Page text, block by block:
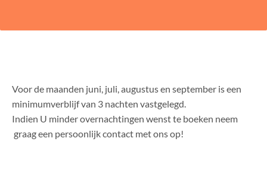
Voor de maanden juni, juli, augustus en september is een
minimumverblijf van 3 nachten vastgelegd.
Indien U minder overnachtingen wenst te boeken neem
graag een persoonlijk contact met ons op!